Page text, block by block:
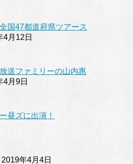
国47都道府県ツアース
4月12日
送ファミリーの山内惠
4月9日
昼ズに出演！
2019年4月4日